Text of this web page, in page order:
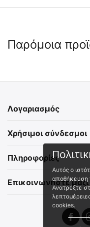
Παρόμοια
εργάσιμες
€ 17.66 (χωρίς ΦΠΑ)
Λογαριασμός
Χρήσιμοι σύνδεσμοι
Πληροφορίες
Επικοινωνήστε
Αυτός ο
αποθήκευση
Ανατρέξτε
cookies.